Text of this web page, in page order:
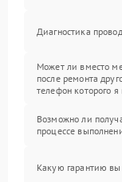
Диагностика
Может ли вместо
после ремонта
телефон которого
Возможно ли
процессе
Какую гарантию вы